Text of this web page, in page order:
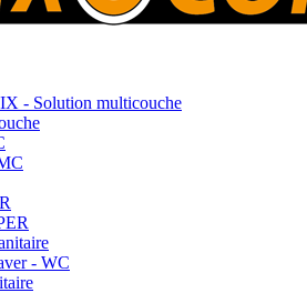
- Solution multicouche
- WC